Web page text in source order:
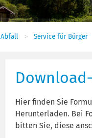
Abfall Service für Bürger
Hier finden Sie
Herunterladen. Bei
bitten Sie, diese